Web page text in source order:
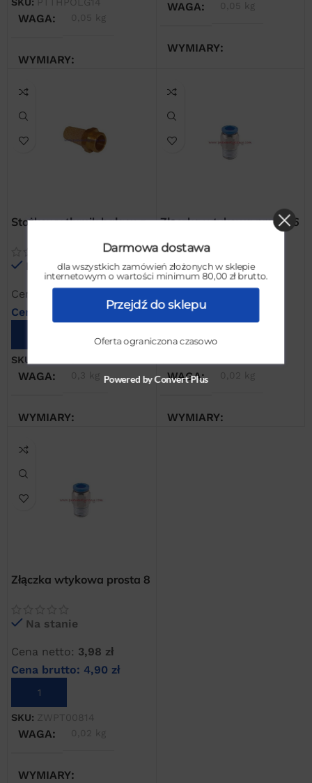
SKU: PTTHPOLG14
WAGA 0,05 kg
WYMIARY
3 × 3 × 3 cm
WAGA 0,05 kg
WYMIARY
Stożkowy tłumik hałasu z
Na stanie
Cena netto:
Cena brutto:
7,38 zł
SKU:
WAGA 0,3 kg
WYMIARY
10 × 5 × 5 cm
Złączka wtykowa prosta 6
Na stanie
Cena brutto:
WAGA 0,02 kg
WYMIARY
Złączka wtykowa prosta 8
Na stanie
Cena netto: 3,98 zł
Cena brutto: 4,90 zł
DODAJ DO KOSZYKA
SKU: ZWPT00814
WAGA 0,02 kg
WYMIARY
Darmowa dostawa
dla wszystkich zamówień złożonych w sklepie
internetowym o wartości minimum 80,00 zł brutto.
Przejdź do sklepu
Oferta ograniczona czasowo
Powered by Convert Plus